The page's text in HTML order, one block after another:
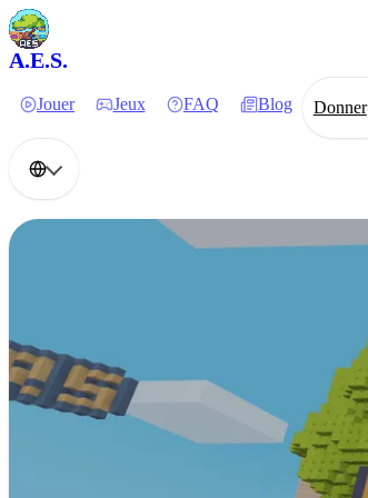
A.E.S.
Jouer Jeux FAQ Blog Donner